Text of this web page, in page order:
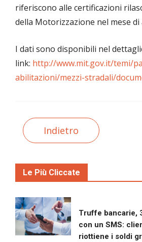
riferiscono alle certificazioni
della Motorizzazione nel mese di
I dati sono disponibili nel
link: http://www.mit.gov.it/temi/
abilitazioni/mezzi-stradali/
Indietro
Le Più Cliccate
Truffe bancarie,
con un SMS:
riottiene i soldi